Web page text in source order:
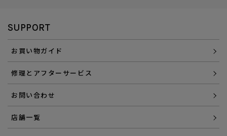
SUPPORT
お買い物ガイド
修理とアフターサービス
お問い合わせ
店舗一覧